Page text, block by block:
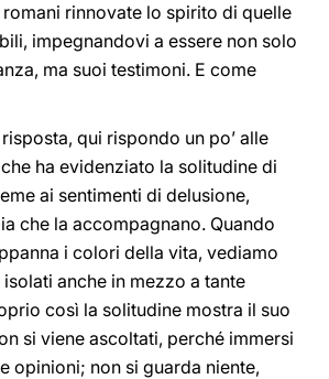
rinnovate lo spirito di quelle
impegnandovi a essere non solo
ma suoi testimoni. E come
qui rispondo un po’ alle
ha evidenziato la solitudine di
ai sentimenti di delusione,
che la accompagnano. Quando
i colori della vita, vediamo
anche in mezzo a tante
così la solitudine mostra il suo
si viene ascoltati, perché immersi
opinioni; non si guarda niente,